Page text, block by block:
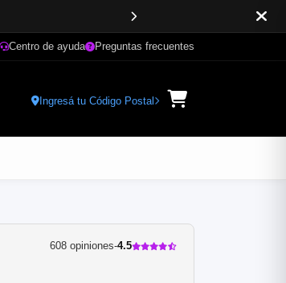
Centro de ayuda Preguntas frecuentes
Ingresá tu Código Postal
608 opiniones-4.5